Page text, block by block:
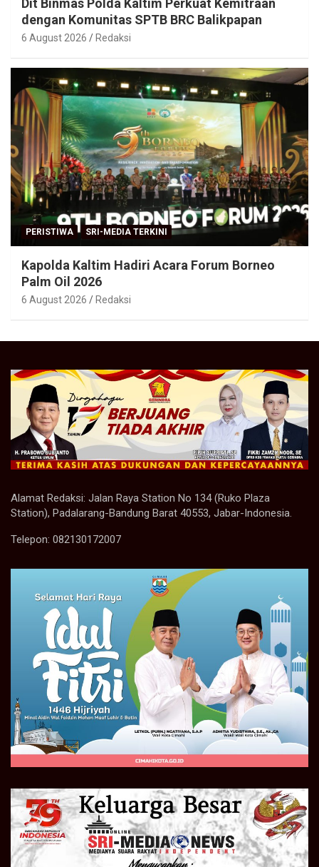
dengan Komunitas SPTB BRC Balikpapan
6 August 2026 Redaksi
PERISTIWA SRI-MEDIA TERKINI
Kapolda Kaltim Hadiri Acara Forum Borneo
Palm Oil 2026
6 August 2026 Redaksi
Alamat Redaksi: Jalan Raya Station No 134 (Ruko Plaza
Station), Padalarang-Bandung Barat 40553, Jabar-Indonesia.
Telepon: 082130172007